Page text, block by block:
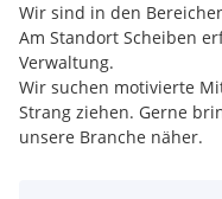
Wir sind in den
Am Standort Scheiben
Verwaltung.
Wir suchen motivierte
Strang ziehen. Gerne
unsere Branche näher.